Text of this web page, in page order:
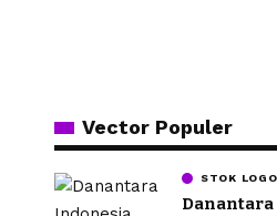
Vector Populer
STOK LOGO